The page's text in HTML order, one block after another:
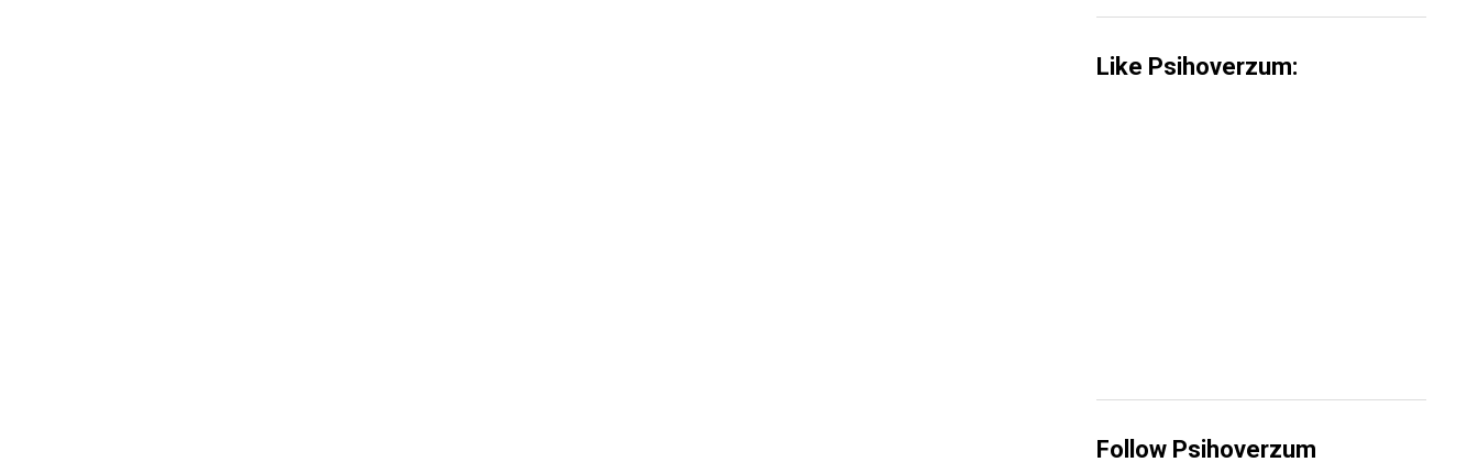
Like Psihoverzum:
Follow Psihoverzum